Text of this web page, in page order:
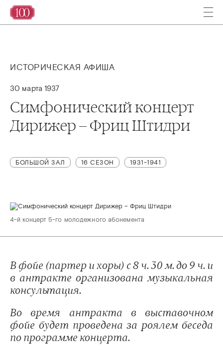
ИСТОРИЧЕСКАЯ АФИША
30 марта 1937
Симфонический концерт
Дирижер – Фриц Штидри
БОЛЬШОЙ ЗАЛ 16 СЕЗОН 1931-1941
4-й концерт 5-го молодежного абонемента
В фойе (партер и хоры) с 8 ч. 30 м. до 9 ч. и
в антракте организована музыкальная
консультация.
Во время антракта в выставочном
фойе будет проведена за роялем беседа
по программе концерта.